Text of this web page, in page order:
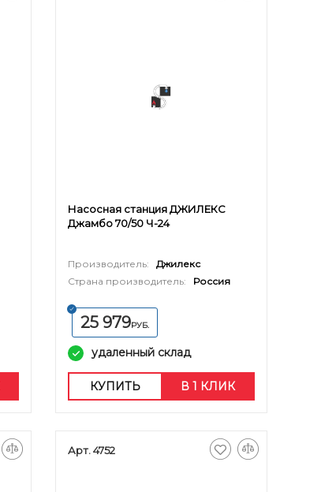
Насосная станция ДЖИЛЕКС
Джамбо 70/50 Ч-24
Производитель:
Джилекс
Страна производитель:
Россия
25 979РУБ.
удаленный склад
КУПИТЬ В 1 КЛИК
Арт. 4752